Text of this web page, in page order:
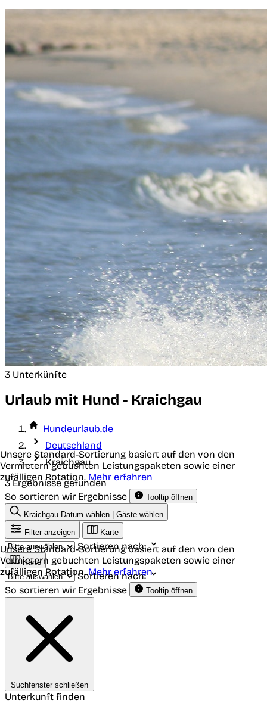
3 Unterkünfte
Urlaub mit Hund - Kraichgau
Hundeurlaub.de
Deutschland
Kraichgau
3 Ergebnisse gefunden
So sortieren wir Ergebnisse
Tooltip öffnen
Unsere Standard-Sortierung basiert auf den von den
Vermietern gebuchten Leistungspaketen sowie einer
zufälligen Rotation. Mehr erfahren
Kraichgau Datum wählen | Gäste wählen
Filter anzeigen
Karte
Sortieren nach:
Karte
Sortieren nach:
So sortieren wir Ergebnisse
Tooltip öffnen
Unsere Standard-Sortierung basiert auf den von den
Vermietern gebuchten Leistungspaketen sowie einer
zufälligen Rotation.Mehr erfahren
Suchfenster schließen
Unterkunft finden